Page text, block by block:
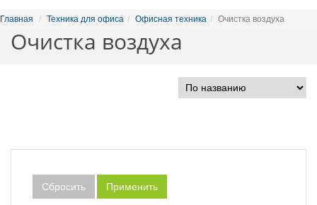
Главная Техника для офиса Офисная техника Очистка воздуха
Очистка воздуха
Сбросить Применить